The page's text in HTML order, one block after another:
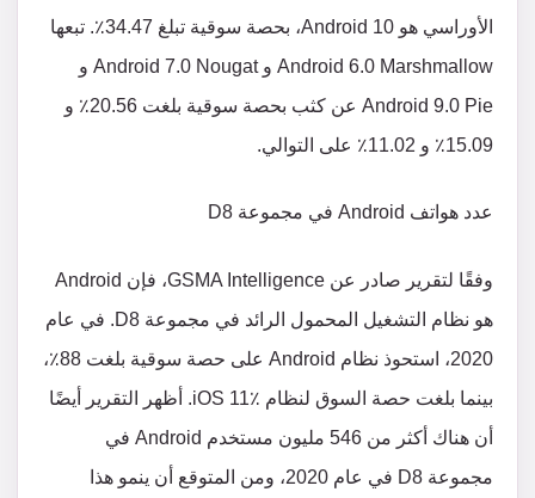
الأوراسي هو Android 10، بحصة سوقية تبلغ 34.47٪. تبعها
Android 6.0 Marshmallow و Android 7.0 Nougat و
Android 9.0 Pie عن كثب بحصة سوقية بلغت 20.56٪ و
15.09٪ و 11.02٪ على التوالي.
عدد هواتف Android في مجموعة D8
وفقًا لتقرير صادر عن GSMA Intelligence، فإن Android
هو نظام التشغيل المحمول الرائد في مجموعة D8. في عام
2020، استحوذ نظام Android على حصة سوقية بلغت 88٪،
بينما بلغت حصة السوق لنظام iOS 11٪. أظهر التقرير أيضًا
أن هناك أكثر من 546 مليون مستخدم Android في
مجموعة D8 في عام 2020، ومن المتوقع أن ينمو هذا